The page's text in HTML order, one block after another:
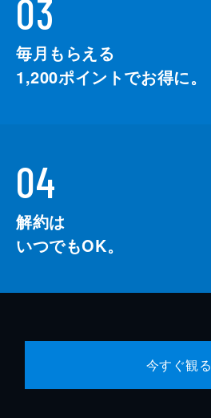
03
毎月もらえる
1,200ポイントでお得に。
04
解約は
いつでもOK。
今すぐ観る